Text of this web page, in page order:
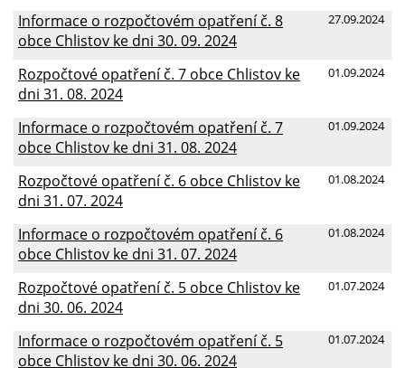
27.09.2024
Informace o rozpočtovém opatření č. 8
obce Chlistov ke dni 30. 09. 2024
01.09.2024
Rozpočtové opatření č. 7 obce Chlistov ke
dni 31. 08. 2024
01.09.2024
Informace o rozpočtovém opatření č. 7
obce Chlistov ke dni 31. 08. 2024
01.08.2024
Rozpočtové opatření č. 6 obce Chlistov ke
dni 31. 07. 2024
01.08.2024
Informace o rozpočtovém opatření č. 6
obce Chlistov ke dni 31. 07. 2024
01.07.2024
Rozpočtové opatření č. 5 obce Chlistov ke
dni 30. 06. 2024
01.07.2024
Informace o rozpočtovém opatření č. 5
obce Chlistov ke dni 30. 06. 2024